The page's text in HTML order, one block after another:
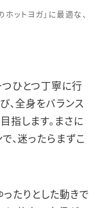
ットヨガ」に最適な、
つひとつ丁寧に行
、全身をバランス
指します。まさに
、迷ったらまずこ
たりとした動きで